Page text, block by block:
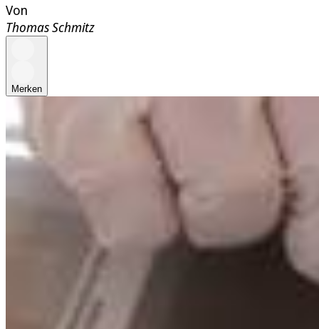
Von
Thomas Schmitz
Merken